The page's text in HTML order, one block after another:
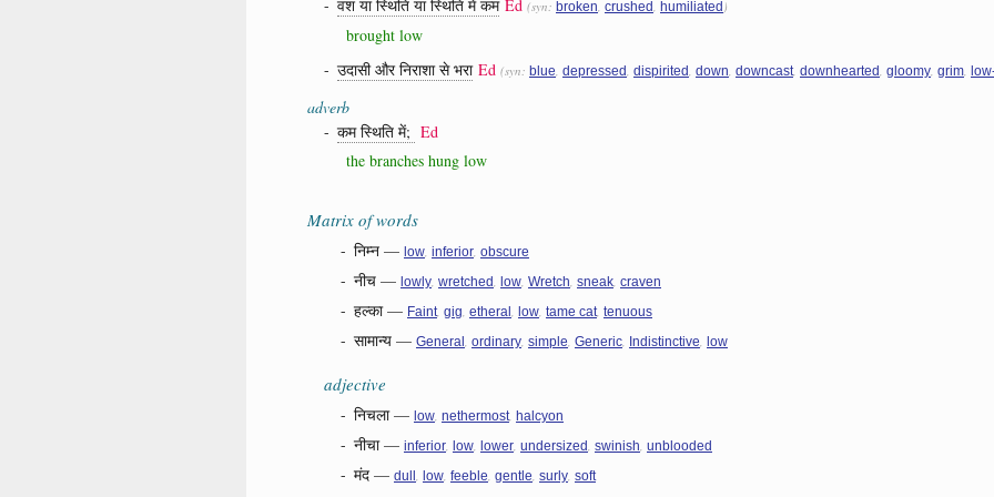
- वश या स्थिति या स्थिति में कम Ed (syn: broken, crushed, humiliated )
brought low
- उदासी और निराशा से भरा Ed (syn: blue, depressed, dispirited, down, downcast, downhearted, gloomy, grim,
adverb
- कम स्थिति में; Ed
the branches hung low
Matrix of words
- निम्न — low, inferior, obscure
- नीच — lowly, wretched, low, Wretch, sneak, craven
- हल्का— Faint, gig, etheral , low, tame cat, tenuous
- सामान्य — General , ordinary, simple, Generic, Indistinctive, low
adjective
- निचला— low, nethermost, halcyon
- नीचा— inferior, low, lower, undersized, swinish, unblooded
- मंद — dull , low, feeble, gentle, surly, soft